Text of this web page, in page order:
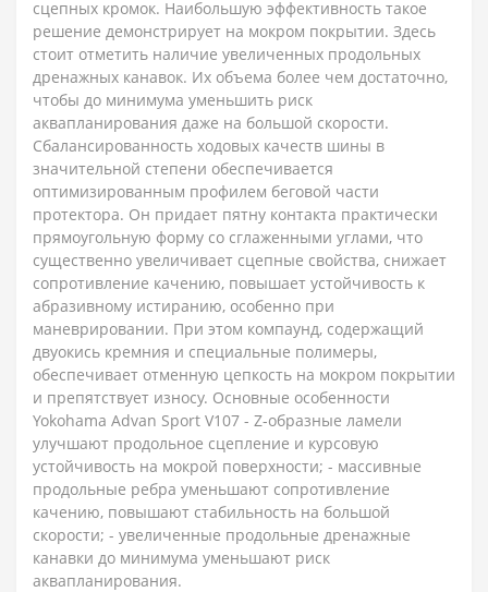
сцепных кромок. Наибольшую эффективность такое
решение демонстрирует на мокром покрытии. Здесь
стоит отметить наличие увеличенных продольных
дренажных канавок. Их объема более чем достаточно,
чтобы до минимума уменьшить риск
аквапланирования даже на большой скорости.
Сбалансированность ходовых качеств шины в
значительной степени обеспечивается
оптимизированным профилем беговой части
протектора. Он придает пятну контакта практически
прямоугольную форму со сглаженными углами, что
существенно увеличивает сцепные свойства, снижает
сопротивление качению, повышает устойчивость к
абразивному истиранию, особенно при
маневрировании. При этом компаунд, содержащий
двуокись кремния и специальные полимеры,
обеспечивает отменную цепкость на мокром покрытии
и препятствует износу. Основные особенности
Yokohama Advan Sport V107 - Z-образные ламели
улучшают продольное сцепление и курсовую
устойчивость на мокрой поверхности; - массивные
продольные ребра уменьшают сопротивление
качению, повышают стабильность на большой
скорости; - увеличенные продольные дренажные
канавки до минимума уменьшают риск
аквапланирования.